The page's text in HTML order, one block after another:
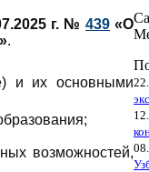
г. №439 «О
.
и их основными
возможностей,